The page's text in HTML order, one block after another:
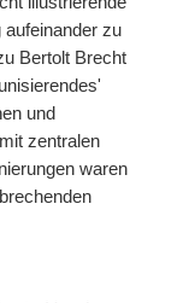
aufeinander zu
Bertolt Brecht
und
zentralen
waren